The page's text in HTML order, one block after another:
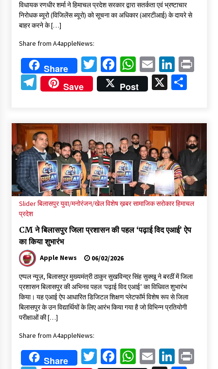
विधायक रणधीर शर्मा ने हिमाचल प्रदेश सरकार द्वारा सतर्कता एवं भ्रष्टाचार
निरोधक ब्यूरो (विजिलेंस ब्यूरो) को सूचना का अधिकार (आरटीआई) के दायरे से
बाहर करने के […]
Share from A4appleNews:
Share Twitter
Facebook
WhatsApp
Email
Telegram
Save Post X
Sliderबिलासपुरयुवा/मनोरंजन/खेलविशेष ख़बरसामाजिक सरोकारहिमाचल
प्रदेश
CM ने बिलासपुर जिला प्रशासन की पहल ‘पढ़ाई विद एआई’ ऐप
का किया शुभारंभ
Apple News 06/02/2026
एप्पल न्यूज़, बिलासपुर मुख्यमंत्री ठाकुर सुखविन्द्र सिंह सुक्खू ने बरठीं में जिला
प्रशासन बिलासपुर की अभिनव पहल ‘पढ़ाई विद एआई’ का विधिवत शुभारंभ
किया। यह एआई ऐप आधारित डिजिटल शिक्षण प्लेटफॉर्म विशेष रूप से जिला
बिलासपुर के उन विद्यार्थियों के लिए आरंभ किया गया है जो विभिन्न प्रतियोगी
परीक्षाओं की […]
Share from A4appleNews:
Share Twitter
Facebook
WhatsApp
Email